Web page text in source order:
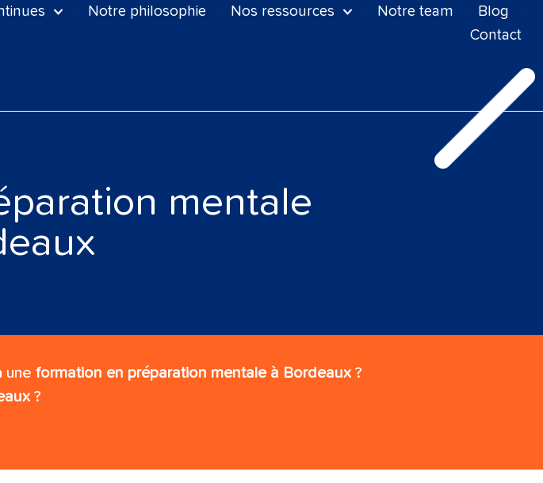
Notre philosophie Nos ressources Notre team
Blog
Contact
mentale
une formation en préparation mentale à Bordeaux ?
?